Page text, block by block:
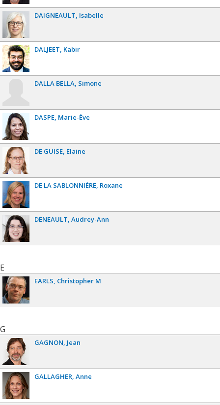
DAIGNEAULT Isabelle
DALJEET Kabir
DALLA BELLA Simone
DASPE Marie-Ève
DE GUISE Elaine
DE LA SABLONNIÈRE Roxane
DENEAULT Audrey-Ann
E
EARLS Christopher M
G
GAGNON Jean
GALLAGHER Anne